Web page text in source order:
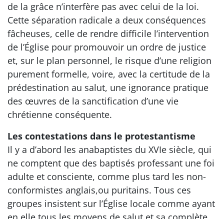
de la grâce n’interfère pas avec celui de la loi.
Cette séparation radicale a deux conséquences
fâcheuses, celle de rendre difficile l’intervention
de l’Église pour promouvoir un ordre de justice
et, sur le plan personnel, le risque d’une religion
purement formelle, voire, avec la certitude de la
prédestination au salut, une ignorance pratique
des œuvres de la sanctification d’une vie
chrétienne conséquente.
Les contestations dans le protestantisme
Il y a d’abord les anabaptistes du XVIe siècle, qui
ne comptent que des baptisés professant une foi
adulte et consciente, comme plus tard les non-
conformistes anglais,ou puritains. Tous ces
groupes insistent sur l’Église locale comme ayant